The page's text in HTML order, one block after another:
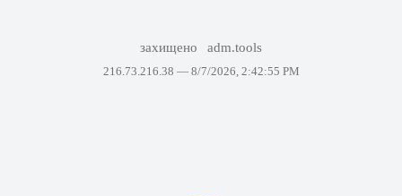
захищено adm.tools
216.73.216.38 — 8/7/2026, 2:42:55 PM